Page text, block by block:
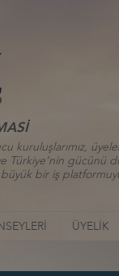
kuruluşlarımız,
gücünü
bir iş
ÜYELİK